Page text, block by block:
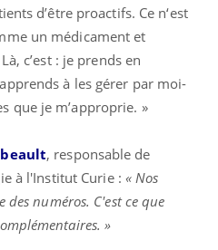
d’être proactifs. Ce n‘est
un médicament et
c’est : je prends en
à les gérer par moi-
que je m’approprie. »
, responsable de
à l'Institut Curie : « Nos
numéros. C'est ce que
»